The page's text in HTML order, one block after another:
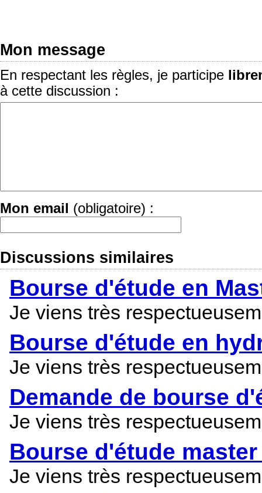
Mon message
En respectant les règles, je participe
à cette discussion :
Mon email (obligatoire) :
Discussions similaires
Bourse d'étude en
Je viens très
Bourse d'étude en
Je viens très
Demande de bourse
Je viens très
Bourse d'étude
Je viens très